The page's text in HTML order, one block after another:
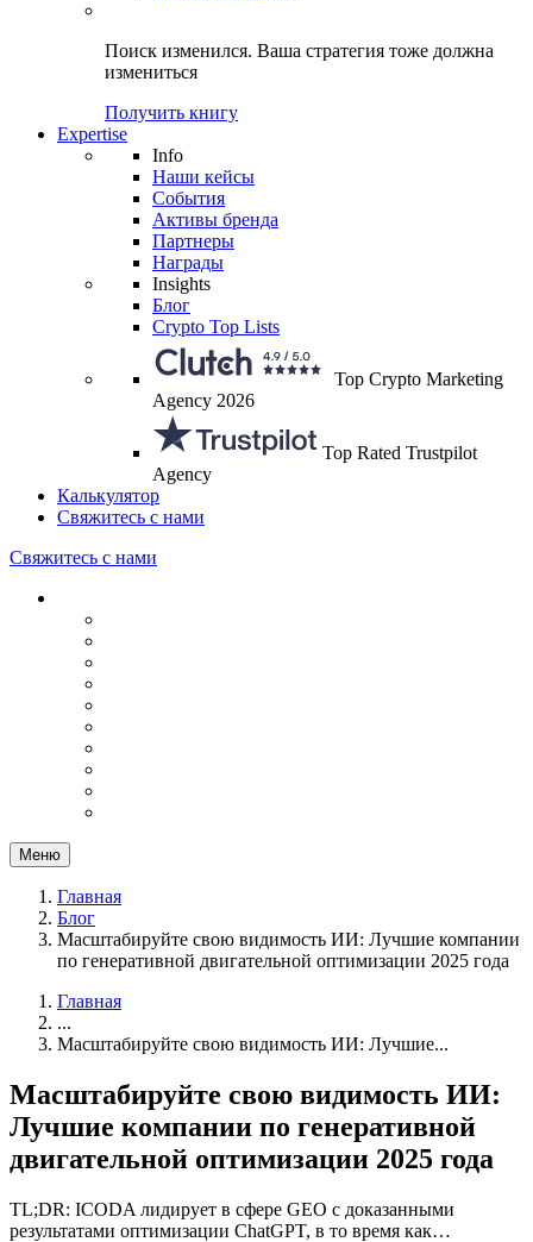
Поиск изменился. Ваша стратегия тоже должна
измениться
Получить книгу
Expertise
Info
Наши кейсы
События
Активы бренда
Партнеры
Награды
Insights
Блог
Crypto Top Lists
Top Crypto Marketing
Agency 2026
Top Rated Trustpilot
Agency
Калькулятор
Свяжитесь с нами
Свяжитесь с нами
Меню
Главная
Блог
Масштабируйте свою видимость ИИ: Лучшие компании
по генеративной двигательной оптимизации 2025 года
Главная
...
Масштабируйте свою видимость ИИ: Лучшие...
Масштабируйте свою видимость ИИ:
Лучшие компании по генеративной
двигательной оптимизации 2025 года
TL;DR: ICODA лидирует в сфере GEO с доказанными
результатами оптимизации ChatGPT, в то время как…